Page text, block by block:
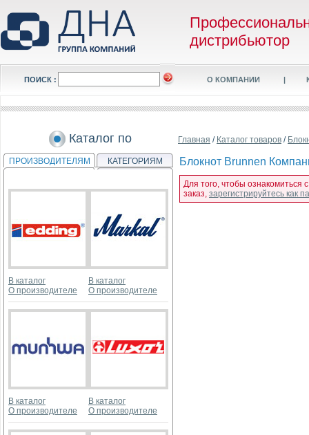
дистрибьютор
ПОИСК : О КОМПАНИИ |
Каталог по
ПРОИЗВОДИТЕЛЯМ КАТЕГОРИЯМ
В каталог
О производителе
В каталог
О производителе
В каталог
О производителе
В каталог
О производителе
Главная / Каталог товаров /
Блокнот Brunnen
Для того, чтобы ознакомиться
заказ, зарегистрируйтесь как